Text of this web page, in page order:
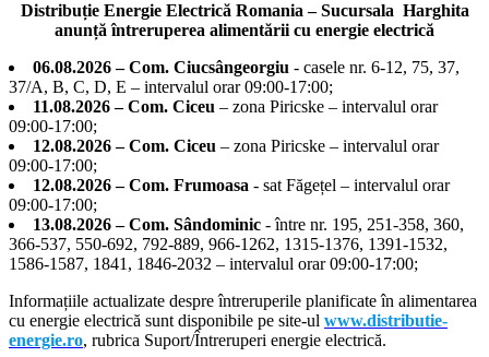
Distribuție Energie Electrică Romania – Sucursala Harghita
anunță întreruperea alimentării cu energie electrică
06.08.2026 – Com. Ciucsângeorgiu - casele nr. 6-12, 75, 37,
37/A, B, C, D, E – intervalul orar 09:00-17:00;
11.08.2026 – Com. Ciceu – zona Piricske – intervalul orar
09:00-17:00;
12.08.2026 – Com. Ciceu – zona Piricske – intervalul orar
09:00-17:00;
12.08.2026 – Com. Frumoasa - sat Făgețel – intervalul orar
09:00-17:00;
13.08.2026 – Com. Sândominic - între nr. 195, 251-358, 360,
366-537, 550-692, 792-889, 966-1262, 1315-1376, 1391-1532,
1586-1587, 1841, 1846-2032 – intervalul orar 09:00-17:00;
Informațiile actualizate despre întreruperile planificate în alimentarea
cu energie electrică sunt disponibile pe site-ul www.distributie-
energie.ro, rubrica Suport/Întreruperi energie electrică.